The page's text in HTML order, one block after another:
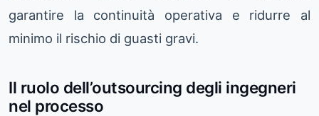
garantire la continuità operativa e ridurre al
minimo il rischio di guasti gravi.
Il ruolo dell’outsourcing degli ingegneri
nel processo